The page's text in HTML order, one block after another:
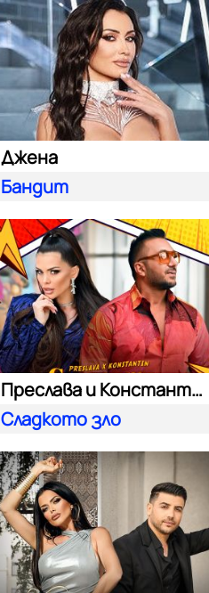
Джена
Бандит
Преслава и Константин
Сладкото зло